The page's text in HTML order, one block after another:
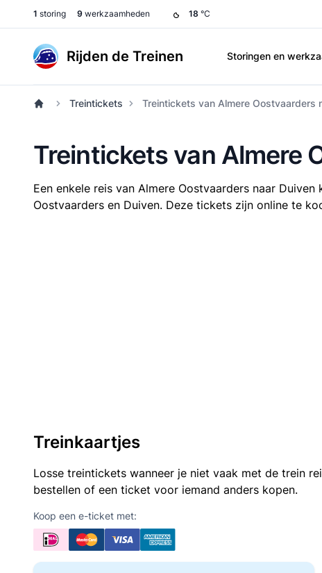
1 storing 9 werkzaamheden 18 °C
Rijden de Treinen Storingen en
Treintickets Treintickets van Almere Oostvaarders
Treintickets van Almere
Een enkele reis van Almere Oostvaarders naar Duiven
Oostvaarders en Duiven. Deze tickets zijn online te
Treinkaartjes
Losse treintickets wanneer je niet vaak met de trein
bestellen of een ticket voor iemand anders kopen.
Koop een e-ticket met: